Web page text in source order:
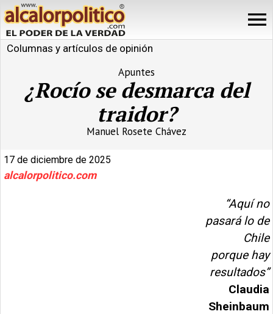
Columnas y artículos de opinión
Apuntes
¿Rocío se desmarca del
traidor?
Manuel Rosete Chávez
17 de diciembre de 2025
alcalorpolitico.com
“Aquí no
pasará lo de
Chile
porque hay
resultados”
Claudia
Sheinbaum